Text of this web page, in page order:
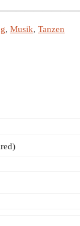
, Musik, Tanzen